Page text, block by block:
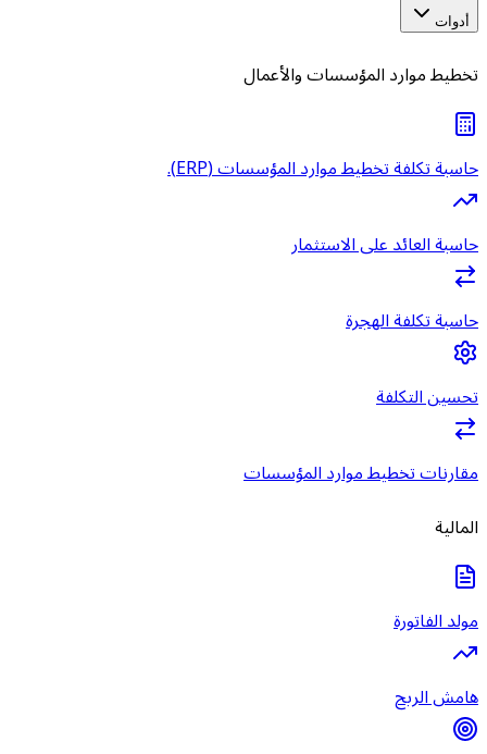
أدوات
تخطيط موارد المؤسسات والأعمال
حاسبة تكلفة تخطيط موارد المؤسسات (ERP).
حاسبة العائد على الاستثمار
حاسبة تكلفة الهجرة
تحسين التكلفة
مقارنات تخطيط موارد المؤسسات
المالية
مولد الفاتورة
هامش الربح